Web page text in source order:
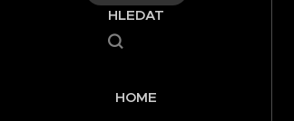
HLEDAT
HOME